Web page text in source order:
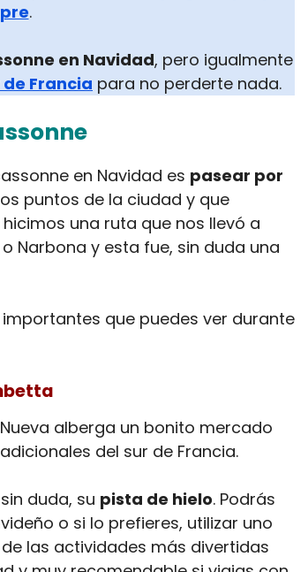
.
en Navidad, pero igualmente
Francia para no perderte nada.
en Navidad es pasear por
puntos de la ciudad y que
una ruta que nos llevó a
o Narbona y esta fue, sin duda una
que puedes ver durante
alberga un bonito mercado
del sur de Francia.
duda, su pista de hielo. Podrás
o si lo prefieres, utilizar uno
las actividades más divertidas